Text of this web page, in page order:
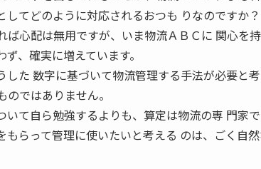
てどのように対応されるおつも りなのですか
心配は無用ですが、いま物流ＡＢＣに 関心を
、確実に増えています。
た 数字に基づいて物流管理する手法が必要と
ではありません。
て自ら勉強するよりも、算定は物流の専 門家
らって管理に使いたいと考える のは、ごく自